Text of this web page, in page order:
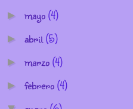
► mayo(4)
► abril(5)
► marzo(4)
► febrero(4)